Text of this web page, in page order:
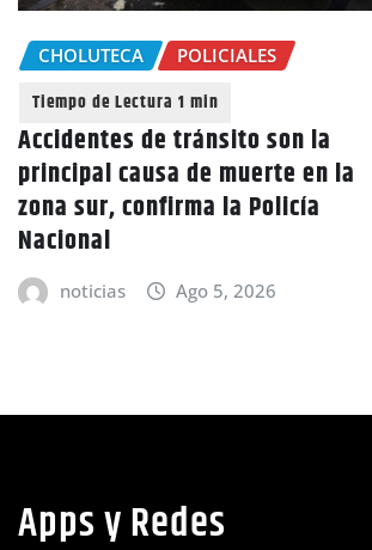
CHOLUTECA POLICIALES
Accidentes de tránsito son la
principal causa de muerte en la
zona sur, confirma la Policía
Nacional
noticias Ago 5, 2026
Apps y Redes